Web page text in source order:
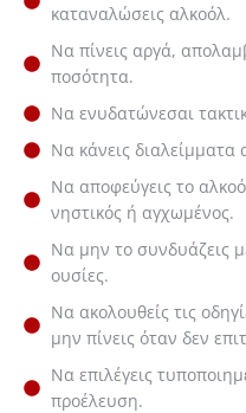
καταναλώσεις αλκοόλ.
Να πίνεις αργά,
ποσότητα.
Να ενυδατώνεσαι
Να κάνεις
Να αποφεύγεις το
νηστικός ή αγχωμένος.
Να μην το συνδυάζεις
ουσίες.
Να ακολουθείς τις
μην πίνεις όταν δεν
Να επιλέγεις
προέλευση.